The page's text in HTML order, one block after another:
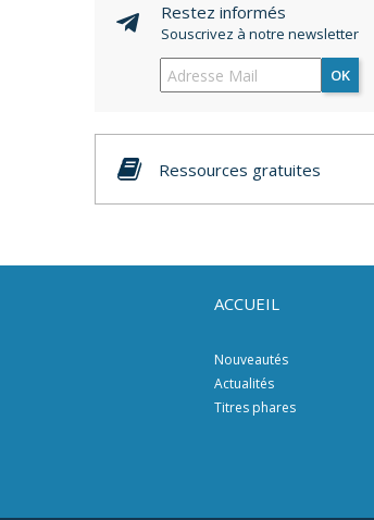
Restez informés
Souscrivez à notre newsletter
OK
Ressources gratuites
ACCUEIL
Nouveautés
Actualités
Titres phares